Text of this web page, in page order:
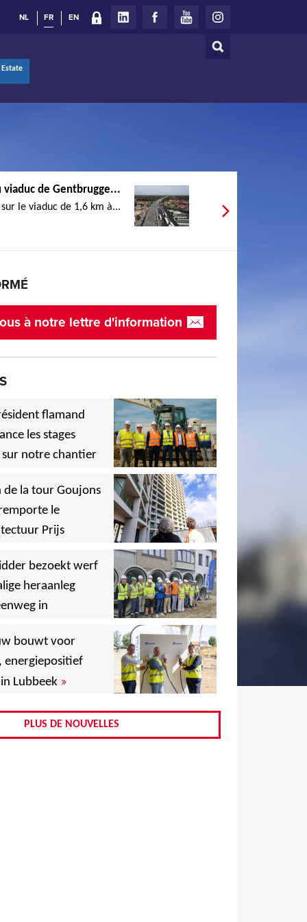
Rechercher
NL FR EN
Estate
de Gentbrugge...
le viaduc de 1,6 km à...
à notre lettre d'information
flamand
les stages
sur notre chantier
,
,
de la tour Goujons
le
Prijs
, ,
,
bezoekt werf
heraanleg
in
,
,
bouwt voor
energiepositief
Lubbeek »
PLUS DE NOUVELLES